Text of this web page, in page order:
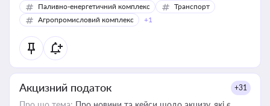
Паливно-енергетичний комплекс
Транспорт
Агропромисловий комплекс
+1
Акцизний податок +31